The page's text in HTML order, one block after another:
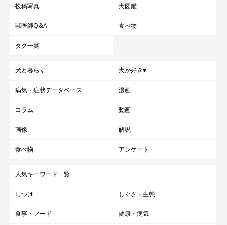
投稿写真 犬図鑑
獣医師Q&A 食べ物
タグ一覧
犬と暮らす 犬が好き♥
病気・症状データベース 漫画
コラム 動画
画像 解説
食べ物 アンケート
人気キーワード一覧
しつけ しぐさ・生態
食事・フード 健康・病気